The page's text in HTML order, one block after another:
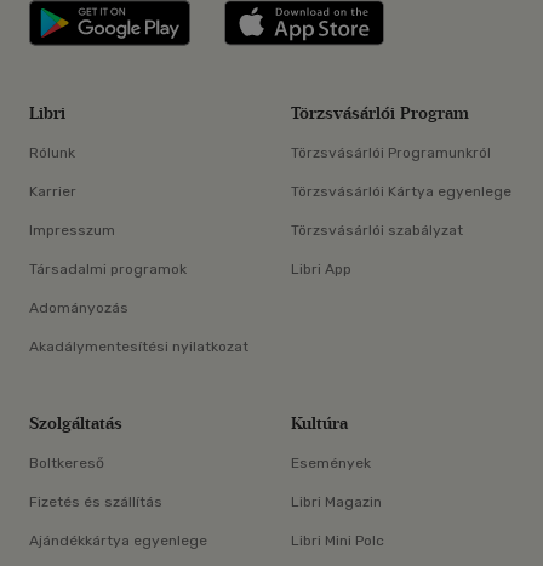
Libri applikáció Szerezd meg: Google
Libri
Rólunk
Karrier
Impresszum
Társadalmi programok
Adományozás
Akadálymentesítési nyilatkozat
Törzsvásárlói Program
Törzsvásárlói Programunkról
Törzsvásárlói Kártya egyenlege
Törzsvásárlói szabályzat
Libri App
Szolgáltatás
Boltkereső
Fizetés és szállítás
Ajándékkártya egyenlege
Kultúra
Események
Libri Magazin
Libri Mini Polc